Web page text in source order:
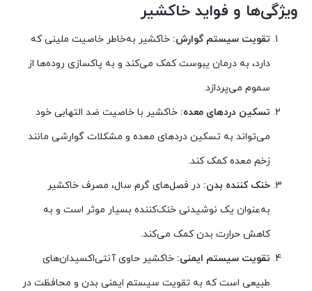
ویژگی‌ها و فواید خاکشیر
تقویت سیستم گوارش: خاکشیر به‌خاطر خاصیت ملینی که
دارد، به درمان یبوست کمک می‌کند و به پاکسازی روده‌ها از
سموم می‌پردازد.
تسکین دردهای معده: خاکشیر با خاصیت ضد التهابی خود
می‌تواند به تسکین دردهای معده و مشکلات گوارشی مانند
زخم معده کمک کند.
خنک کننده بدن: در فصل‌های گرم سال، مصرف خاکشیر
به‌عنوان یک نوشیدنی خنک‌کننده بسیار موثر است و به
کاهش حرارت بدن کمک می‌کند.
تقویت سیستم ایمنی: خاکشیر حاوی آنتی‌اکسیدان‌های
طبیعی است که به تقویت سیستم ایمنی بدن و محافظت در